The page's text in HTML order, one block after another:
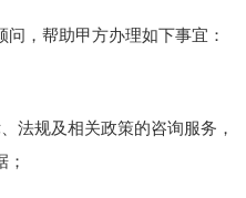
，帮助甲方办理如下事宜：
规及相关政策的咨询服务，